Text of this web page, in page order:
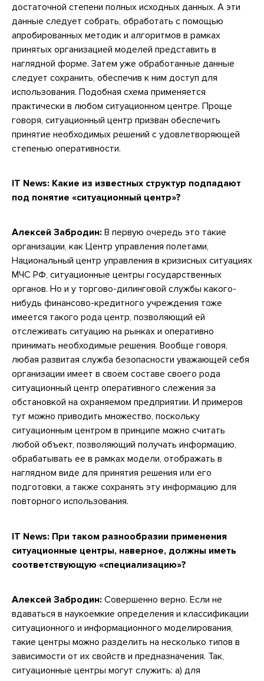
достаточной степени полных исходных данных. А эти
данные следует собрать, обработать с помощью
апробированных методик и алгоритмов в рамках
принятых организацией моделей представить в
наглядной форме. Затем уже обработанные данные
следует сохранить, обеспечив к ним доступ для
использования. Подобная схема применяется
практически в любом ситуационном центре. Проще
говоря, ситуационный центр призван обеспечить
принятие необходимых решений с удовлетворяющей
степенью оперативности.
IT News: Какие из известных структур подпадают
под понятие «ситуационный центр»?
Алексей Забродин: В первую очередь это такие
организации, как Центр управления полетами,
Национальный центр управления в кризисных ситуациях
МЧС РФ, ситуационные центры государственных
органов. Но и у торгово-дилинговой службы какого-
нибудь финансово-кредитного учреждения тоже
имеется такого рода центр, позволяющий ей
отслеживать ситуацию на рынках и оперативно
принимать необходимые решения. Вообще говоря,
любая развитая служба безопасности уважающей себя
организации имеет в своем составе своего рода
ситуационный центр оперативного слежения за
обстановкой на охраняемом предприятии. И примеров
тут можно приводить множество, поскольку
ситуационным центром в принципе можно считать
любой объект, позволяющий получать информацию,
обрабатывать ее в рамках модели, отображать в
наглядном виде для принятия решения или его
подготовки, а также сохранять эту информацию для
повторного использования.
IT News: При таком разнообразии применения
ситуационные центры, наверное, должны иметь
соответствующую «специализацию»?
Алексей Забродин: Совершенно верно. Если не
вдаваться в наукоемкие определения и классификации
ситуационного и информационного моделирования,
такие центры можно разделить на несколько типов в
зависимости от их свойств и предназначения. Так,
ситуационные центры могут служить: а) для